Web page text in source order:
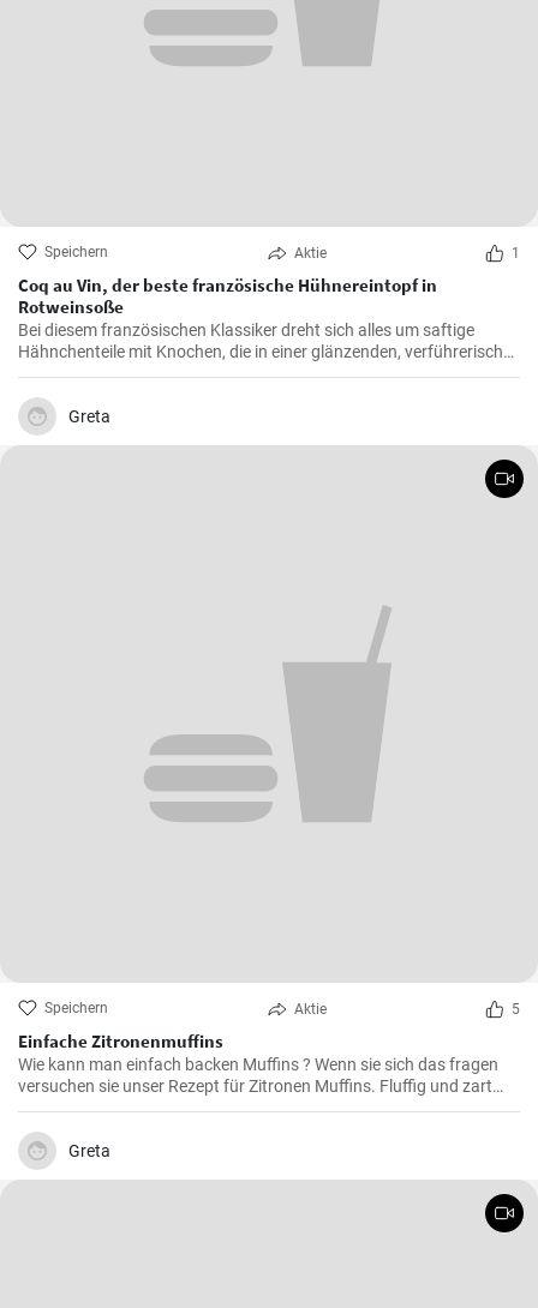
Speichern Aktie 1
Coq au Vin, der beste französische Hühnereintopf in
Rotweinsoße
Bei diesem französischen Klassiker dreht sich alles um saftige
Hähnchenteile mit Knochen, die in einer glänzenden, verführerisch
dunklen und reichhaltigen Rotweinsauce geschmort werden.
Greta
Speichern Aktie 5
Einfache Zitronenmuffins
Wie kann man einfach backen Muffins ? Wenn sie sich das fragen
versuchen sie unser Rezept für Zitronen Muffins. Fluffig und zart
voller Zitronenaroma zergehen sie auf der Zunge - Ihre Kinder und
Gäste werden sie lieben .
Greta